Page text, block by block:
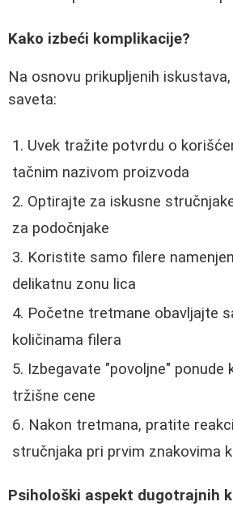
Kako izbeći komplikacije?
Na osnovu prikupljenih
saveta:
Uvek tražite potvrdu o
tačnim nazivom proizvoda
Optirajte za iskusne
za podočnjake
Koristite samo filere
delikatnu zonu lica
Početne tretmane obavljajte
količinama filera
Izbegavate "povoljne" ponude
tržišne cene
Nakon tretmana, pratite
stručnjaka pri prvim znakovima
Psihološki aspekt dugotrajnih